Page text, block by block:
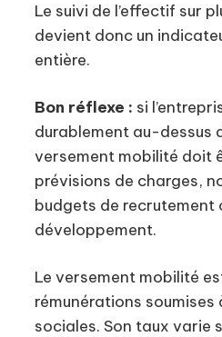
Le suivi de l’effectif sur
devient donc un
entière.
Bon réflexe : si
durablement au-dessus
versement mobilité doit
prévisions de charges,
budgets de recrutement
développement.
Le versement mobilité
rémunérations
sociales. Son taux varie